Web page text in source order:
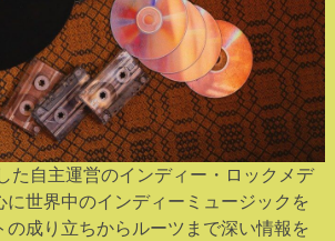
た自主運営のインディー・ロックメデ
に世界中のインディーミュージックを
成り立ちからルーツまで深い情報を